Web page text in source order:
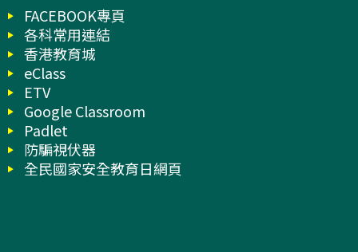
FACEBOOK專頁
各科常用連結
香港教育城
eClass
ETV
Google Classroom
Padlet
防騙視伏器
全民國家安全教育日網頁